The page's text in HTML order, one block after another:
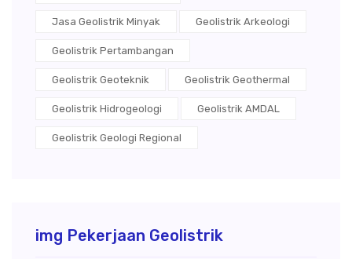
Jasa Geolistrik Minyak Geolistrik Arkeologi
Geolistrik Pertambangan
Geolistrik Geoteknik Geolistrik Geothermal
Geolistrik Hidrogeologi Geolistrik AMDAL
Geolistrik Geologi Regional
img Pekerjaan Geolistrik